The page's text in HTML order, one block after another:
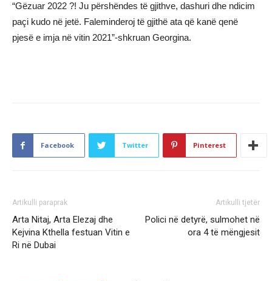
“Gëzuar 2022 ?! Ju përshëndes të gjithve, dashuri dhe ndicim
paçi kudo në jetë. Faleminderoj të gjithë ata që kanë qenë
pjesë e imja në vitin 2021”-shkruan Georgina.
Facebook Twitter Pinterest
Artikulli paraprak
Arta Nitaj, Arta Elezaj dhe
Kejvina Kthella festuan Vitin e
Ri në Dubai
Artikulli tjetër
Polici në detyrë, sulmohet në
ora 4 të mëngjesit